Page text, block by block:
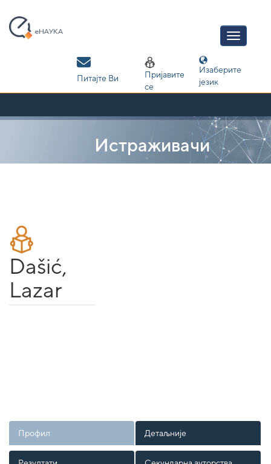
navigation
Питајте Ви
Пријавите
се
Изаберите
језик
Истраживачи
Dašić,
Lazar
Профил Детаљније